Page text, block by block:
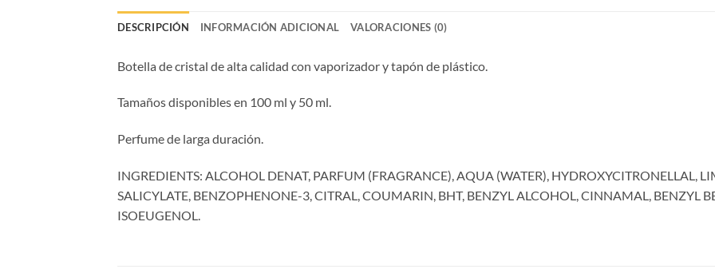
DESCRIPCIÓN INFORMACIÓN ADICIONAL VALORACIONES (0)
Botella de cristal de alta calidad con vaporizador y tapón de plástico.
Tamaños disponibles en 100 ml y 50 ml.
Perfume de larga duración.
INGREDIENTS: ALCOHOL DENAT, PARFUM (FRAGRANCE), AQUA (WATER), HYDROXYCITRONELLAL,
SALICYLATE, BENZOPHENONE-3, CITRAL, COUMARIN, BHT, BENZYL ALCOHOL, CINNAMAL, BENZYL
ISOEUGENOL.